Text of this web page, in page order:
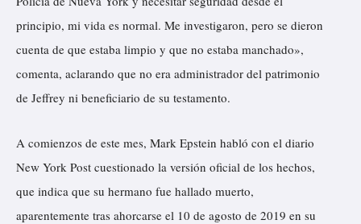
principio, mi vida es normal. Me investigaron, pero se dieron
cuenta de que estaba limpio y que no estaba manchado»,
comenta, aclarando que no era administrador del patrimonio
de Jeffrey ni beneficiario de su testamento.
A comienzos de este mes, Mark Epstein habló con el diario
New York Post cuestionado la versión oficial de los hechos,
que indica que su hermano fue hallado muerto,
aparentemente tras ahorcarse el 10 de agosto de 2019 en su